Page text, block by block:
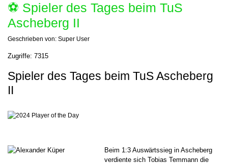
⚽️ Spieler des Tages beim TuS
Ascheberg II
Geschrieben von: Super User
Zugriffe: 7315
Spieler des Tages beim TuS Ascheberg
II
Beim 1:3 Auswärtssieg in Ascheberg
verdiente sich Tobias Temmann die